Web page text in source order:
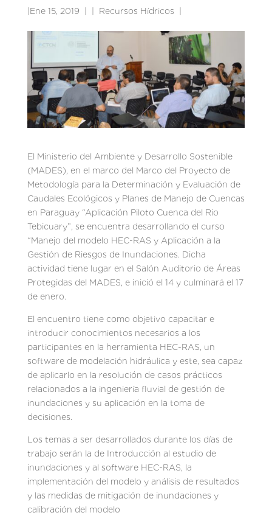
Ene 15, 2019 Recursos Hídricos
El Ministerio del Ambiente y Desarrollo Sostenible
(MADES), en el marco del Marco del Proyecto de
Metodología para la Determinación y Evaluación de
Caudales Ecológicos y Planes de Manejo de Cuencas
en Paraguay “Aplicación Piloto Cuenca del Rio
Tebicuary”, se encuentra desarrollando el curso
“Manejo del modelo HEC-RAS y Aplicación a la
Gestión de Riesgos de Inundaciones. Dicha
actividad tiene lugar en el Salón Auditorio de Áreas
Protegidas del MADES, e inició el 14 y culminará el 17
de enero.
El encuentro tiene como objetivo capacitar e
introducir conocimientos necesarios a los
participantes en la herramienta HEC-RAS, un
software de modelación hidráulica y este, sea capaz
de aplicarlo en la resolución de casos prácticos
relacionados a la ingeniería fluvial de gestión de
inundaciones y su aplicación en la toma de
decisiones.
Los temas a ser desarrollados durante los días de
trabajo serán la de Introducción al estudio de
inundaciones y al software HEC-RAS, la
implementación del modelo y análisis de resultados
y las medidas de mitigación de inundaciones y
calibración del modelo